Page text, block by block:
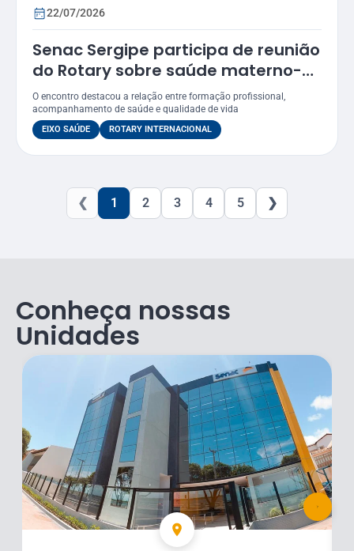
22/07/2026
Senac Sergipe participa de reunião
do Rotary sobre saúde materno-
infantil
O encontro destacou a relação entre formação profissional,
acompanhamento de saúde e qualidade de vida
EIXO SAÚDE ROTARY INTERNACIONAL
❮ 1 2 3 4 5 ❯
Conheça nossas
Unidades